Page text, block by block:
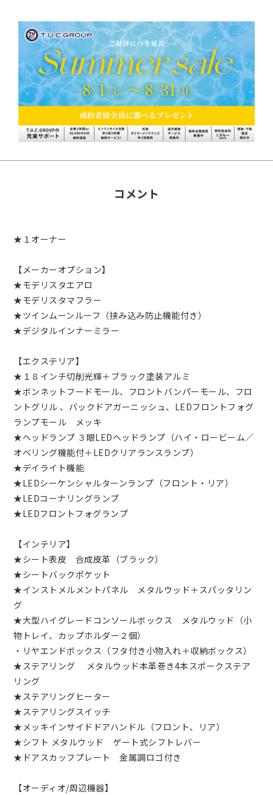
コメント
★１オーナー
【メーカーオプション】
★モデリスタエアロ
★モデリスタマフラー
★ツインムーンルーフ（挟み込み防止機能付き）
★デジタルインナーミラー
【エクステリア】
★１８インチ切削光輝＋ブラック塗装アルミ
★ボンネットフードモール、フロントバンパーモール、フロ
ントグリル 、バックドアガーニッシュ、LEDフロントフォグ
ランプモール メッキ
★ヘッドランプ ３眼LEDヘッドランプ（ハイ・ロービーム／
オベリング機能付＋LEDクリアランスランプ）
★デイライト機能
★LEDシーケンシャルターンランプ（フロント・リア）
★LEDコーナリングランプ
★LEDフロントフォグランプ
【インテリア】
★シート表皮 合成皮革（ブラック）
★シートバックポケット
★インストメルメントパネル メタルウッド＋スパッタリン
グ
★大型ハイグレードコンソールボックス メタルウッド（小
物トレイ、カップホルダー２個）
・リヤエンドボックス（フタ付き小物入れ＋収納ボックス）
★ステアリング メタルウッド本革巻き4本スポークステア
リング
★ステアリングヒーター
★ステアリングスイッチ
★メッキインサイドドアハンドル（フロント、リア）
★シフト メタルウッド ゲート式シフトレバー
★ドアスカッフプレート 金属調ロゴ付き
【オーディオ/周辺機器】